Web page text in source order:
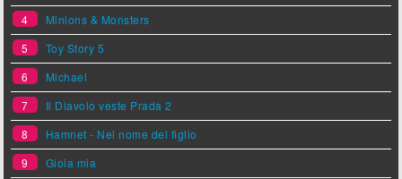
4
Minions & Monsters
5
Toy Story 5
6
Michael
7
Il Diavolo veste Prada 2
8
Hamnet - Nel nome del figlio
9
Gioia mia